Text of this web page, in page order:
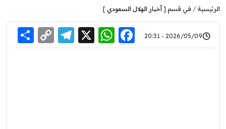
الرئيسية في قسم [ أخبار الهلال السعودي ]
2026/05/09 - 20:31
Facebook
WhatsApp
X
Link